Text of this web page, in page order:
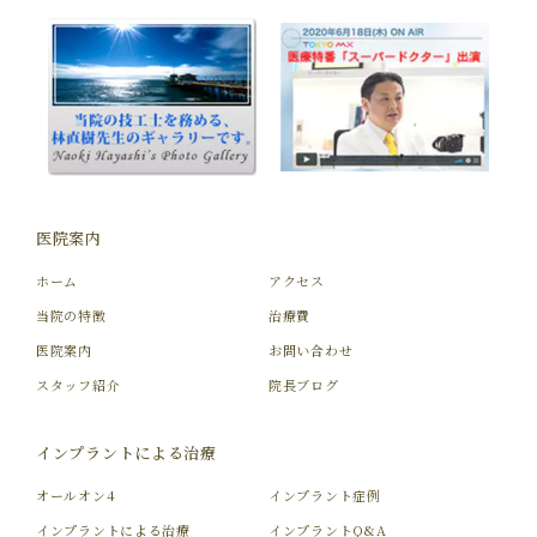
医院案内
ホーム
当院の特徴
医院案内
スタッフ紹介
アクセス
治療費
お問い合わせ
院長ブログ
インプラントによる治療
オールオン4
インプラントによる治療
インプラント症例
インプラントQ&A